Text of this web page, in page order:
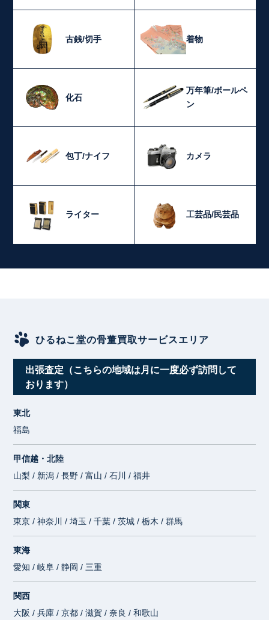
古銭/切手 着物
化石
万年筆/ボールペ
ン
包丁/ナイフ カメラ
ライター 工芸品/民芸品
ひるねこ堂の骨董買取サービスエリア
出張査定（こちらの地域は月に一度必ず訪問して
おります）
東北
福島
甲信越・北陸
山梨 / 新潟 / 長野 / 富山 / 石川 / 福井
関東
東京 / 神奈川 / 埼玉 / 千葉 / 茨城 / 栃木 / 群馬
東海
愛知 / 岐阜 / 静岡 / 三重
関西
大阪 / 兵庫 / 京都 / 滋賀 / 奈良 / 和歌山